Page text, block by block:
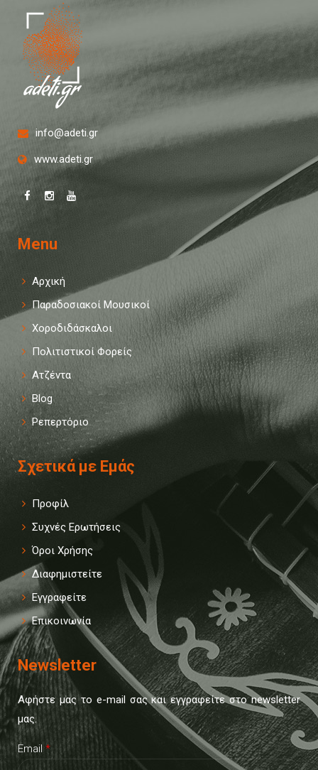
info@adeti.gr
www.adeti.gr
Menu
Αρχική
Παραδοσιακοί Μουσικοί
Χοροδιδάσκαλοι
Πολιτιστικοί Φορείς
Ατζέντα
Blog
Ρεπερτόριο
Σχετικά με Εμάς
Προφίλ
Συχνές Ερωτήσεις
Όροι Χρήσης
Διαφημιστείτε
Εγγραφείτε
Επικοινωνία
Newsletter
Αφήστε μας το e-mail σας και εγγραφείτε στο newsletter
μας.
Email *